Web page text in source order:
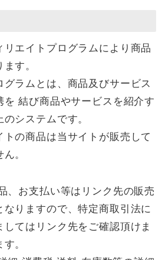
リエイトプログラムにより商品
す。
ラムとは、商品及びサービス
を 結び商品やサービスを紹介す
システムです。
の商品は当サイトが販売して
。
、お支払い等はリンク先の販売
なりますので、特定商取引法に
てはリンク先をご確認頂けま
。